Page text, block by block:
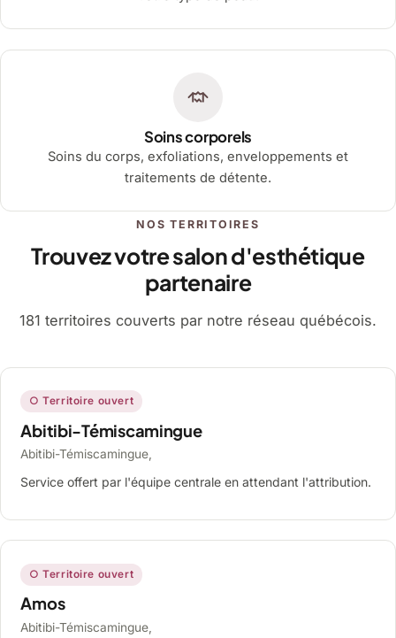
Soins corporels
Soins du corps, exfoliations, enveloppements et
traitements de détente.
NOS TERRITOIRES
Trouvez votre salon d'esthétique
partenaire
181 territoires couverts par notre réseau québécois.
○ Territoire ouvert
Abitibi-Témiscamingue
Abitibi-Témiscamingue,
Service offert par l'équipe centrale en attendant l'attribution.
○ Territoire ouvert
Amos
Abitibi-Témiscamingue,